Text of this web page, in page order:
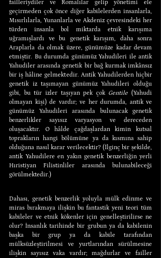
failleriydiler ve Romalılar gelip yönetimi ele
geçirmeden çok önce diğer kabilelerden insanlarla,
Mısırlılarla, Yunanlarla ve Akdeniz çevresindeki her
türden insanla bol miktarda etnik karışıma
uğramışlardı ve bu genetik karışım, daha sonra
Araplarla da olmak üzere, günümüze kadar devam
etmiştir. Bu durumda günümüz Yahudileri ile antik
Yahudiler arasında genetik bir bağ kurmak imkânsız
bir iş hâline gelmektedir. Antik Yahudilerden hiçbir
genetik iz taşımayan günümüz Yahudileri olduğu
gibi, bu tür izler taşıyan pek çok Gentile (Yahudi
olmayan kişi) de vardır; ve her durumda, antik ve
günümüz Yahudileri arasında bulunacak genetik
benzerlikler sayısız varyasyon ve dereceden
oluşacaktır. O hâlde çağdaşlardan kimin kutsal
toprakların hangi bölümüne ya da kısmına sahip
olduğuna nasıl karar verilecektir? (İlginç bir şekilde,
antik Yahudilere en yakın genetik benzerliğin yerli
Hıristiyan Filistinliler arasında bulunabileceği
görülmektedir.)
Dahası, genetik benzerlik yoluyla mülk edinme ve
miras bırakmaya ilişkin bu fantastik yeni teori tüm
kabileler ve etnik kökenler için genelleştirilirse ne
olur? İnsanlık tarihinde bir grubun ya da kabilenin
başka bir grup ya da kabile tarafından
mülksüzleştirilmesi ve yurtlarından sürülmesine
ilişkin sayısız vaka vardır; mağdurlar ve failler